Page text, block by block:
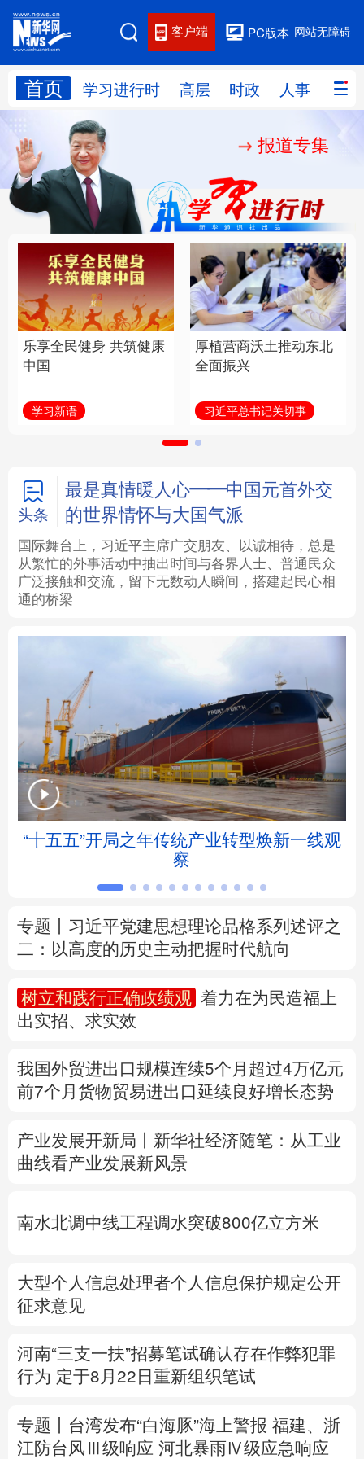
网站无障碍
PC版本
客户端
首页 学习进行时 高层 时政 人事 国际
网站地图
学习进行时 人事
国际 财经 网评
思客智库 全球连线 教育
科技 科创 量子 体育
文化 书画 健康 军事
访谈 视频 图片 政务
学术中国 乡村振兴 银龄 溯源中国
城市 旅游 能源
彩票 娱乐 时尚 悦读
公益
地方频道
北京 天津 河北 山西
辽宁 吉林 上海 江苏
浙江 安徽 福建 江西
河南 湖北
广东 广西 海南 重庆
陕西 甘肃
English Español
报道专集
乐享全民健身 共筑健康
中国
学习新语
厚植营商沃土推动东北
全面振兴
习近平总书记关切事
头条
最是真情暖人心——中国元首外交
的世界情怀与大国气派
国际舞台上，习近平主席广交朋友、以诚相待，总是
从繁忙的外事活动中抽出时间与各界人士、普通民众
广泛接触和交流，留下无数动人瞬间，搭建起民心相
通的桥梁
“十五五”开局之年传统产业转型焕新一线观
察
专题丨 习近平党建思想理论品格系列述评之
二：以高度的历史主动把握时代航向
树立和践行正确政绩观
着力在为民造福上
出实招、求实效
我国外贸进出口规模连续5个月超过4万亿元
前7个月货物贸易进出口延续良好增长态势
产业发展开新局丨 新华社经济随笔：从工业
曲线看产业发展新风景
南水北调中线工程调水突破800亿立方米
大型个人信息处理者个人信息保护规定公开
征求意见
河南“三支一扶”招募笔试确认存在作弊犯罪
行为 定于8月22日重新组织笔试
专题丨 台湾发布“白海豚”海上警报 福建、 浙
江防台风Ⅲ级响应 河北暴雨Ⅳ级应急响应